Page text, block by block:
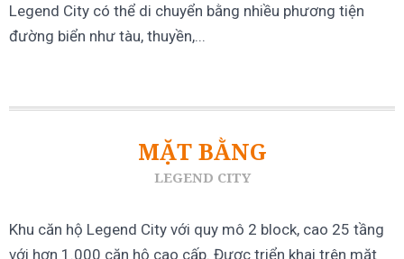
Legend City có thể di chuyển bằng nhiều phương tiện
đường biển như tàu, thuyền,...
MẶT BẰNG
LEGEND CITY
Khu căn hộ Legend City với quy mô 2 block, cao 25 tầng
với hơn 1.000 căn hộ cao cấp. Được triển khai trên mặt